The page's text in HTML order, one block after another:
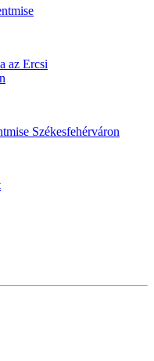
az Ercsi
Székesfehérváron